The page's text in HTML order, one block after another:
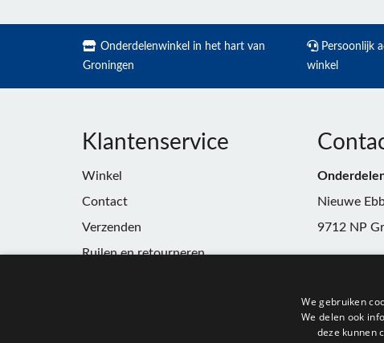
Onderdelenwinkel in het hart van
Groningen
Persoonlijk
winkel
Klantenservice
Winkel
Contact
Verzenden
Ruilen en retourneren
Nieuwe
9712 NP
We gebruiken
We delen ook
deze kunnen